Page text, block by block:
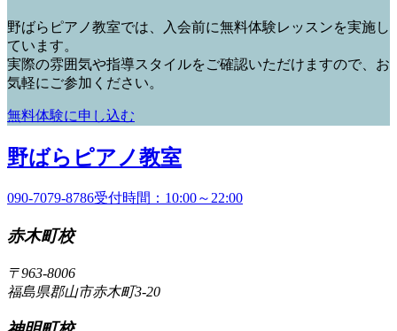
野ばらピアノ教室では、入会前に無料体験レッスンを実施し
ています。
実際の雰囲気や指導スタイルをご確認いただけますので、お
気軽にご参加ください。
無料体験に申し込む
野
ピ
ア
ノ
野ばらピアノ教室
090-7079-8786受付時間：10:00～22:00
赤木町校
〒963-8006
福島県郡山市赤木町3-20